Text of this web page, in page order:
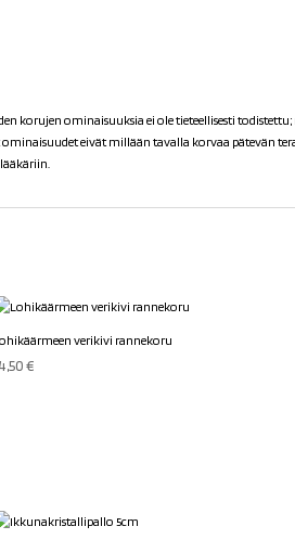
korujen ominaisuuksia ei ole tieteellisesti
eivät millään tavalla korvaa pätevän
verikivi rannekoru
€